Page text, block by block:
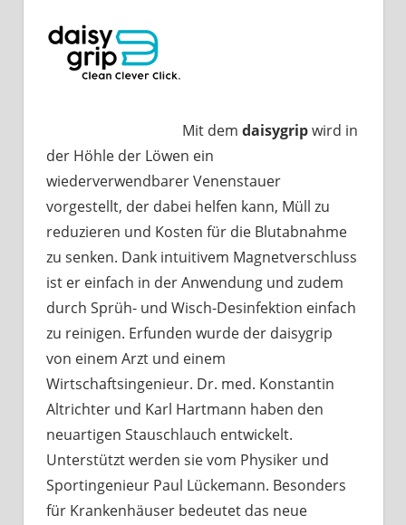
Mit dem daisygripwird in
der Höhle der Löwen ein
wiederverwendbarer Venenstauer
vorgestellt, der dabei helfen kann, Müll zu
reduzieren und Kosten für die Blutabnahme
zu senken. Dank intuitivem Magnetverschluss
ist er einfach in der Anwendung und zudem
durch Sprüh- und Wisch-Desinfektion einfach
zu reinigen. Erfunden wurde der daisygrip
von einem Arzt und einem
Wirtschaftsingenieur. Dr. med. Konstantin
Altrichter und Karl Hartmann haben den
neuartigen Stauschlauch entwickelt.
Unterstützt werden sie vom Physiker und
Sportingenieur Paul Lückemann. Besonders
für Krankenhäuser bedeutet das neue